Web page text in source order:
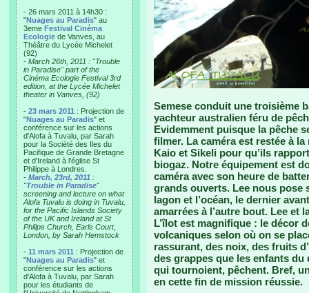
- 26 mars 2011 à 14h30 :
"Nuages au Paradis" au
3eme Festival Cinéma
Ecologie de Vanves, au
Théâtre du Lycée Michelet
(92)
- March 26th, 2011 : "Trouble
in Paradise" part of the
Cinéma Ecologie Festival 3rd
edition, at the Lycée Michelet
theater in Vanves, (92)
- 23 mars 2011 : Projection de
"Nuages au Paradis" et
conférence sur les actions
d'Alofa à Tuvalu, par Sarah
pour la Société des Iles du
Pacifique de Grande Bretagne
et d'Ireland à l'église St
Philippe à Londres.
- March, 23rd, 2011 :
"Trouble in Paradise"
screening and lecture on what
Alofa Tuvalu is doing in Tuvalu,
for the Pacific Islands Society
of the UK and Ireland at St
Philips Church, Earls Court,
London, by Sarah Hemstock
- 11 mars 2011 : Projection de
"Nuages au Paradis" et
conférence sur les actions
d'Alofa à Tuvalu, par Sarah
pour les étudiants de
Semese conduit une troisième
yachteur australien féru de
Evidemment puisque la pêche
filmer. La caméra est restée à
Kaio et Sikeli pour qu’ils
biogaz. Notre équipement est
caméra avec son heure de
grands ouverts. Lee nous pose
lagon et l’océan, le dernier
amarrées à l’autre bout. Lee et
L’îlot est magnifique : le décor
volcaniques selon où on se
rassurant, des noix, des fruits
des grappes que les enfants
qui tournoient, pêchent. Bref,
en cette fin de mission réussie.